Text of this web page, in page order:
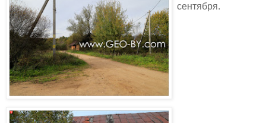
сентября.